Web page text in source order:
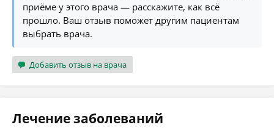
приёме у этого врача — расскажите, как всё
прошло. Ваш отзыв поможет другим пациентам
выбрать врача.
Добавить отзыв на врача
Лечение заболеваний